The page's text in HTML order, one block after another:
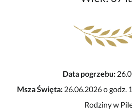
Data pogrzebu:
Msza Święta: 26.06.2026 o godz.
Rodziny w